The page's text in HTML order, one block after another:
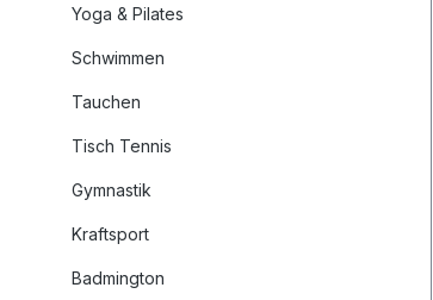
Yoga & Pilates
Schwimmen
Tauchen
Tisch Tennis
Gymnastik
Kraftsport
Badmington